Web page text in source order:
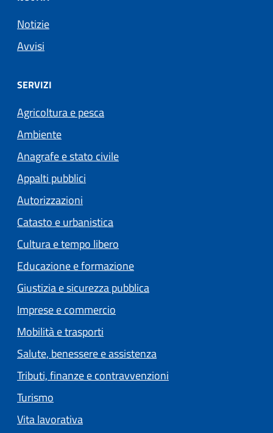
Notizie
Avvisi
SERVIZI
Agricoltura e pesca
Ambiente
Anagrafe e stato civile
Appalti pubblici
Autorizzazioni
Catasto e urbanistica
Cultura e tempo libero
Educazione e formazione
Giustizia e sicurezza pubblica
Imprese e commercio
Mobilità e trasporti
Salute, benessere e assistenza
Tributi, finanze e contravvenzioni
Turismo
Vita lavorativa